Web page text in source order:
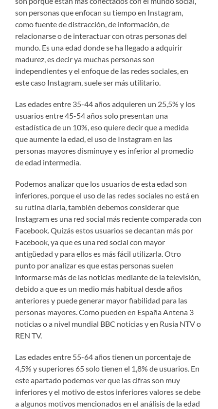
son personas que enfocan su tiempo en Instagram,
como fuente de distracción, de información, de
relacionarse o de interactuar con otras personas del
mundo. Es una edad donde se ha llegado a adquirir
madurez, es decir ya muchas personas son
independientes y el enfoque de las redes sociales, en
este caso Instagram, suele ser más utilitario.
Las edades entre 35-44 años adquieren un 25,5% y los
usuarios entre 45-54 años solo presentan una
estadística de un 10%, eso quiere decir que a medida
que aumente la edad, el uso de Instagram en las
personas mayores disminuye y es inferior al promedio
de edad intermedia.
Podemos analizar que los usuarios de esta edad son
inferiores, porque el uso de las redes sociales no está en
su rutina diaria, también debemos considerar que
Instagram es una red social más reciente comparada con
Facebook. Quizás estos usuarios se decantan más por
Facebook, ya que es una red social con mayor
antigüedad y para ellos es más fácil utilizarla. Otro
punto por analizar es que estas personas suelen
informarse más de las noticias mediante de la televisión,
debido a que es un medio más habitual desde años
anteriores y puede generar mayor fiabilidad para las
personas mayores. Como pueden en España Antena 3
noticias o a nivel mundial BBC noticias y en Rusia NTV o
REN TV.
Las edades entre 55-64 años tienen un porcentaje de
4,5% y superiores 65 solo tienen el 1,8% de usuarios. En
este apartado podemos ver que las cifras son muy
inferiores y el motivo de estos inferiores valores se debe
a algunos motivos mencionados en el análisis de la edad